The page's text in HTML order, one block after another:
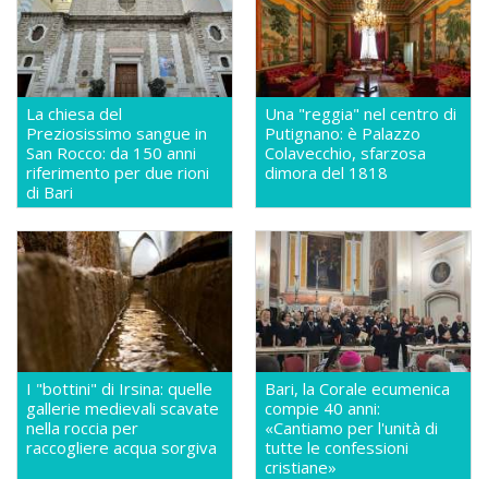
La chiesa del
Preziosissimo sangue in
San Rocco: da 150 anni
riferimento per due rioni
di Bari
Una "reggia" nel centro di
Putignano: è Palazzo
Colavecchio, sfarzosa
dimora del 1818
I "bottini" di Irsina: quelle
gallerie medievali scavate
nella roccia per
raccogliere acqua sorgiva
Bari, la Corale ecumenica
compie 40 anni:
«Cantiamo per l'unità di
tutte le confessioni
cristiane»